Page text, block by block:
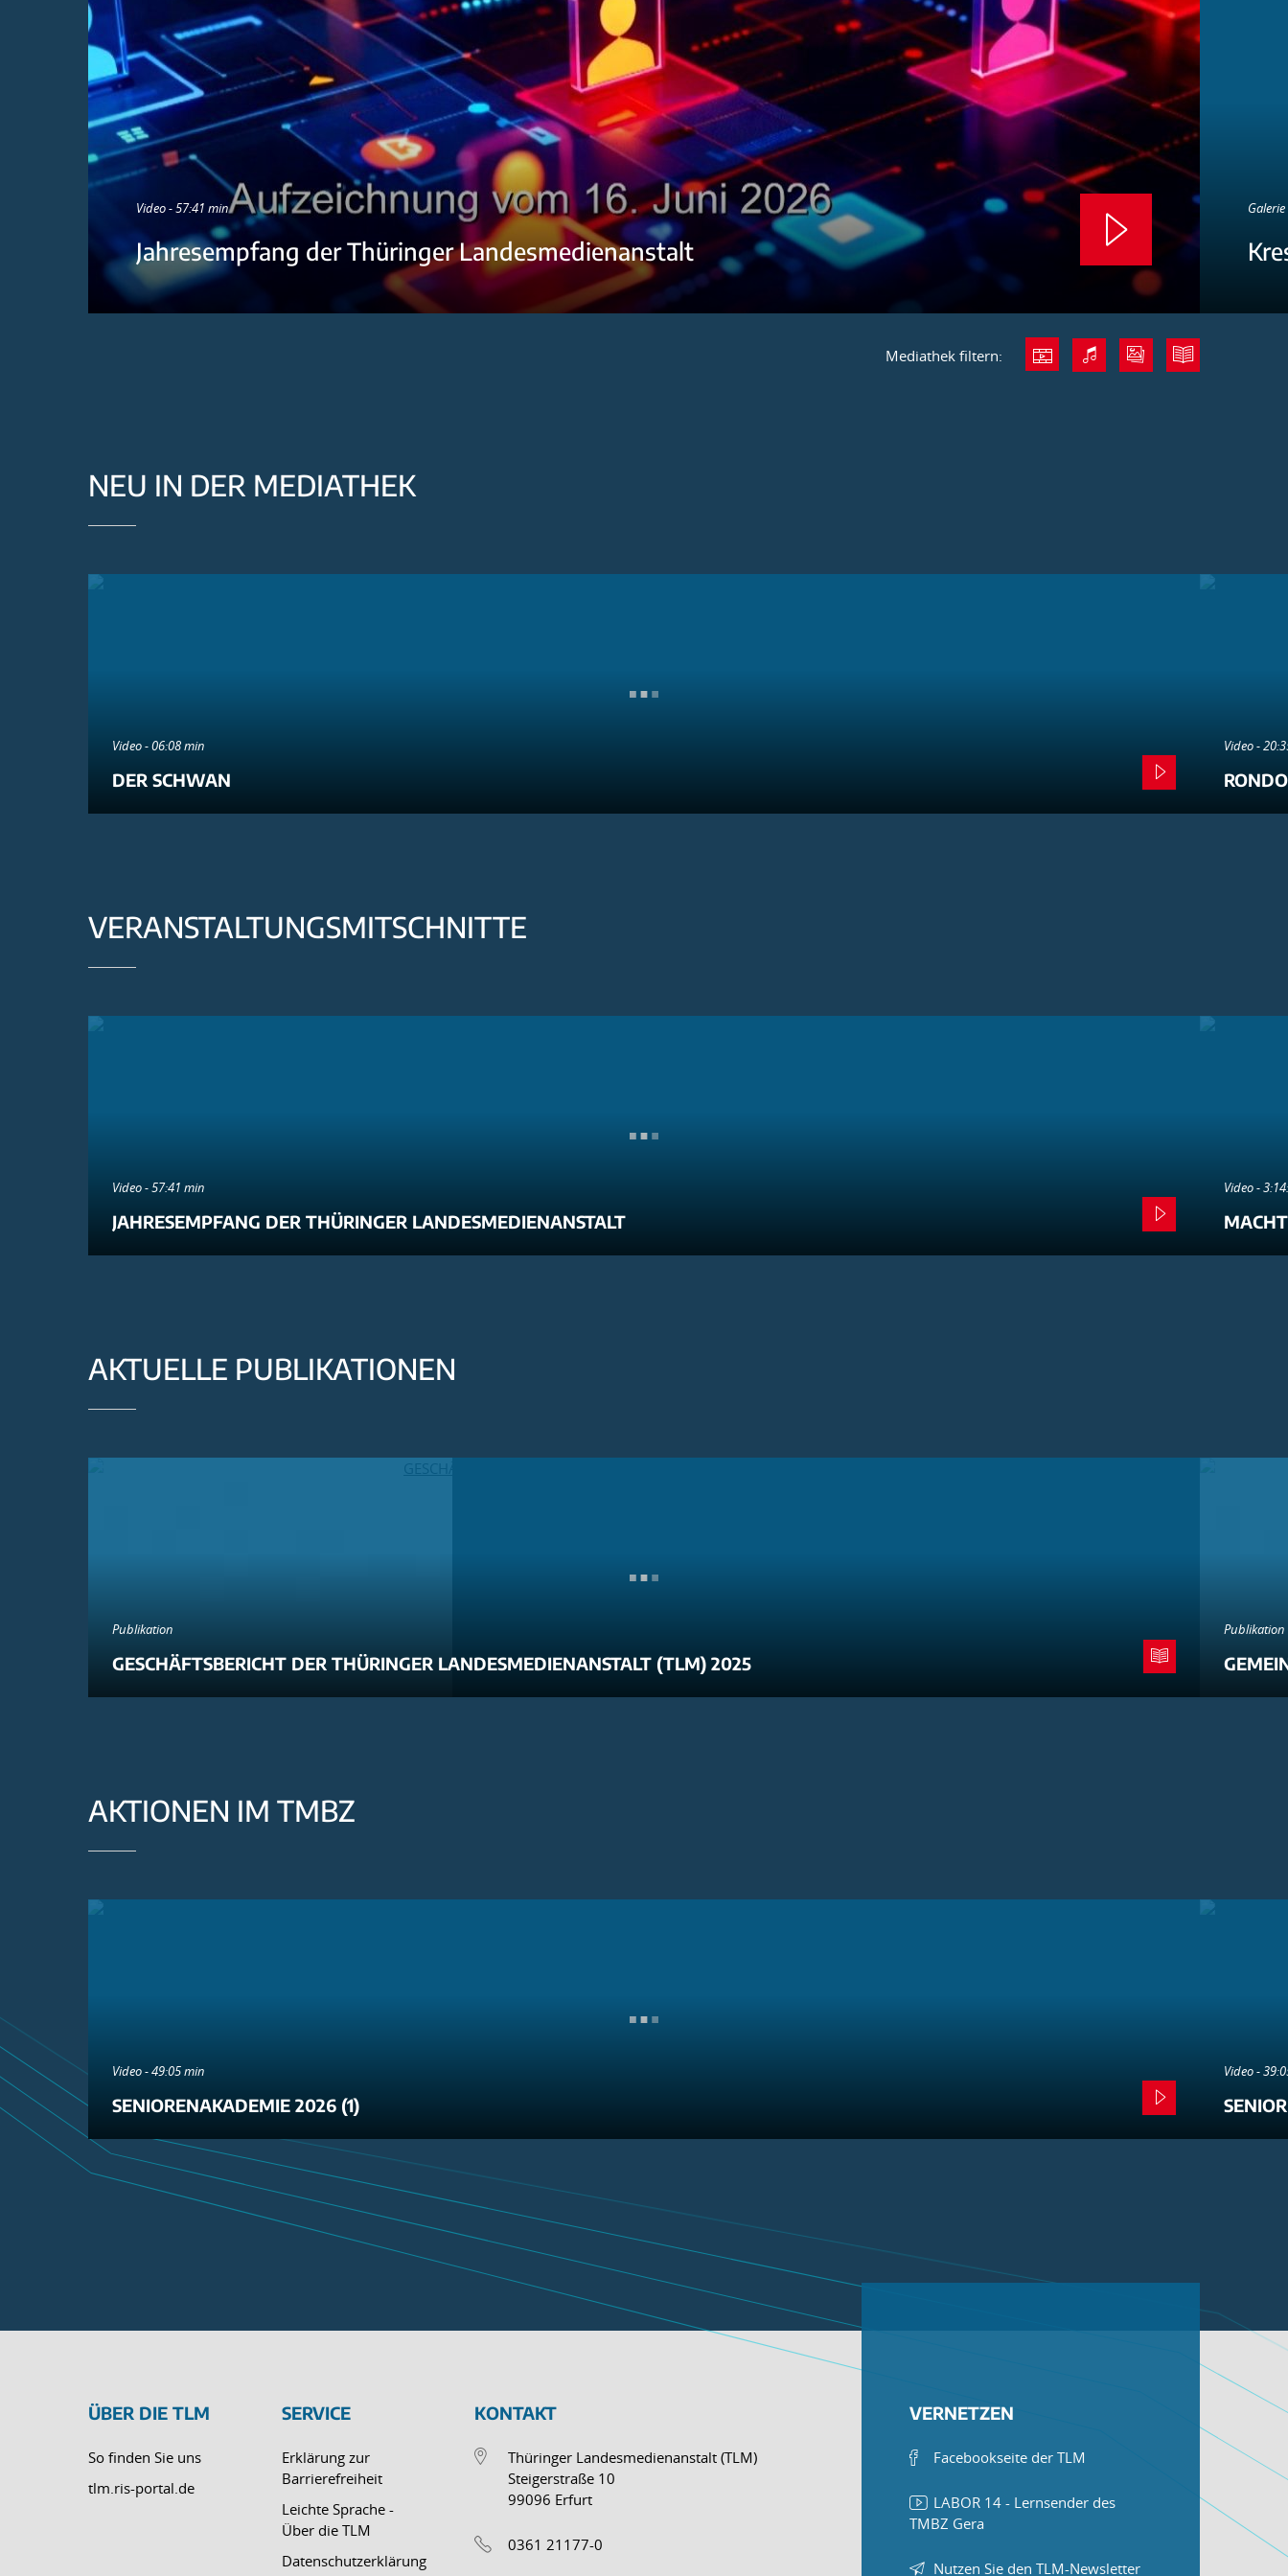
Video - 57:41 min
Jahresempfang der Thüringer Landesmedienanstalt
Mediathek filtern:
NEU IN DER MEDIATHEK
Video - 06:08 min
DER SCHWAN
Video -
VERANSTALTUNGSMITSCHNITTE
Video - 57:41 min
JAHRESEMPFANG DER THÜRINGER LANDESMEDIENANSTALT
Video -
AKTUELLE PUBLIKATIONEN
Publikation
GESCHÄFTSBERICHT DER THÜRINGER LANDESMEDIENANSTALT (TLM) 2025
Publikation
AKTIONEN IM TMBZ
Video - 49:05 min
SENIORENAKADEMIE 2026 (1)
Video -
ÜBER DIE TLM
So finden Sie uns
tlm.ris-portal.de
SERVICE
Erklärung zur
Barrierefreiheit
Leichte Sprache -
Über die TLM
Datenschutzerklärung
KONTAKT
Thüringer Landesmedienanstalt (TLM)
Steigerstraße 10
99096 Erfurt
0361 21177-0
VERNETZEN
Facebookseite der TLM
LABOR 14 - Lernsender des
TMBZ Gera
Nutzen Sie den TLM-Newsletter